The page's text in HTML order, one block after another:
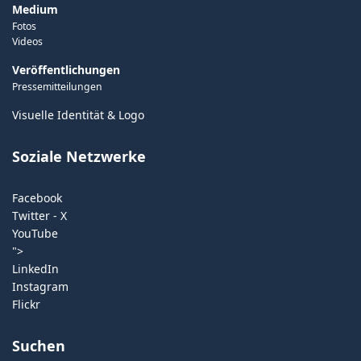
Medium
Fotos
Videos
Veröffentlichungen
Pressemitteilungen
Visuelle Identität & Logo
Soziale Netzwerke
Facebook
Twitter - X
YouTube
">
LinkedIn
Instagram
Flickr
Suchen